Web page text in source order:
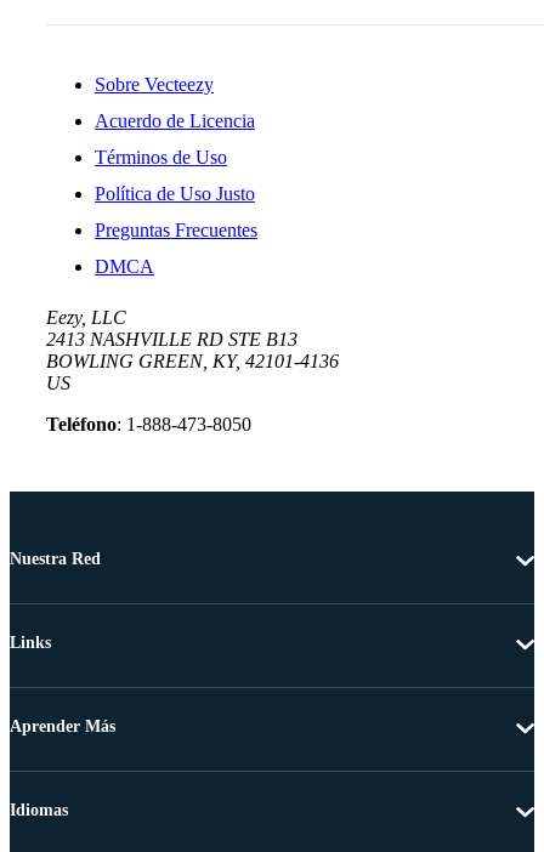
Sobre Vecteezy
Acuerdo de Licencia
Términos de Uso
Política de Uso Justo
Preguntas Frecuentes
DMCA
Eezy, LLC
2413 NASHVILLE RD STE B13
BOWLING GREEN, KY, 42101-4136
US
Teléfono: 1-888-473-8050
Nuestra Red
Links
Aprender Más
Idiomas